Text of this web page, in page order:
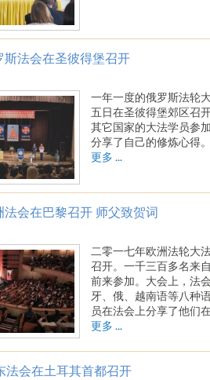
斯法会在圣彼得堡召开
一年一度的俄罗斯法轮
五日在圣彼得堡郊区召
其它国家的大法学员参
分享了自己的修炼心得。
更多 ...
法会在巴黎召开 师父致贺词
二零一七年欧洲法轮大
召开。一千三百多名来
前来参加。大会上，法
牙、俄、越南语等八种
员在法会上分享了他们
更多 ...
法会在土耳其首都召开